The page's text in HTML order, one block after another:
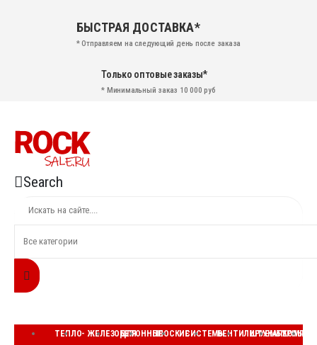
БЫСТРАЯ ДОСТАВКА*
* Отправляем на следующий день после заказа
Только оптовые заказы*
* Минимальный заказ 10 000 руб
Search
ТЕПЛО- ЖЕЛЕЗОБЕТОННЫЕ
ДЛЯ
ПЛОСКИЕСИСТЕМЫВЕНТИЛИРУЕМЫЕ
ШТУКАТУРНЫЕ